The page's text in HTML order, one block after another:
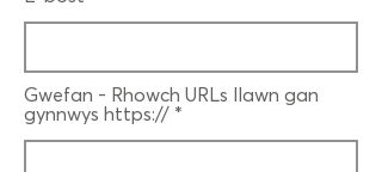
Gwefan - Rhowch URLs llawn gan
gynnwys https://